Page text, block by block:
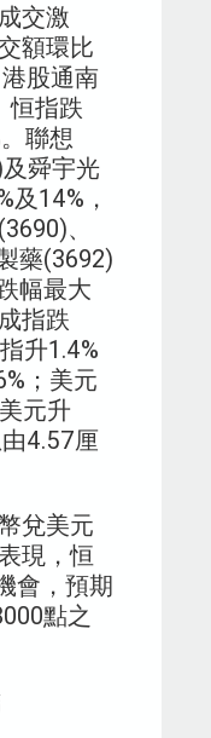
交激
額環比
股通南
恒指跌
聯想
舜宇光
14%，
、
藥(3692)
幅最大
指跌
升1.4%
；美元
元升
4.57厘
兌美元
現，恒
會，預期
點之